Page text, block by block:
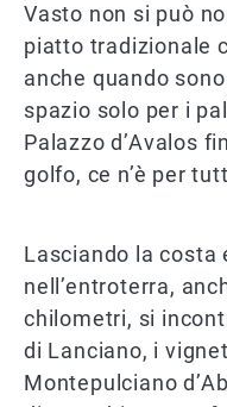
Vasto non si può
piatto tradizionale
anche quando
spazio solo per i
Palazzo d’Avalos
golfo, ce n’è per
Lasciando la costa
nell’entroterra,
chilometri, si
di Lanciano, i
Montepulciano